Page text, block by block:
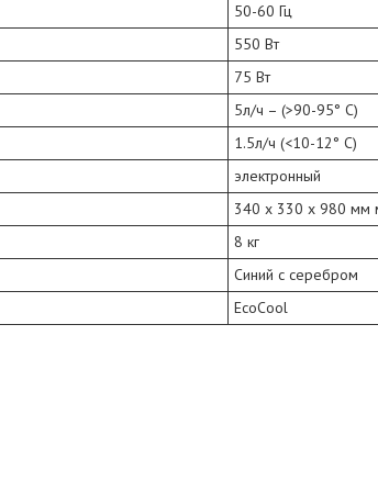
50-60 Гц
550 Вт
75 Вт
5л/ч – (>90-95° С)
1.5л/ч (<10-12° С)
электронный
340 х 330 х 980 мм
8 кг
Синий с серебром
EcoCool